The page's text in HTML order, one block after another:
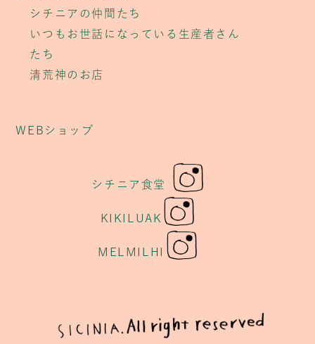
シチニアの仲間たち
いつもお世話になっている生産者さん
たち
清荒神のお店
WEBショップ
シチニア食堂
KIKILUAK
MELMILHI